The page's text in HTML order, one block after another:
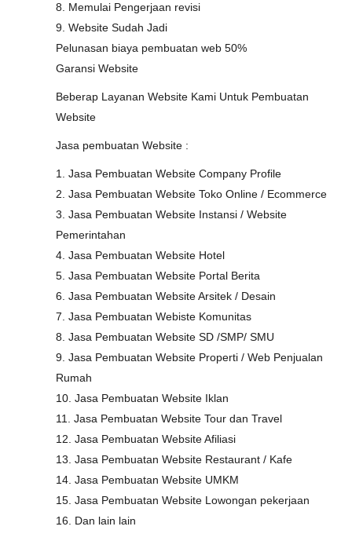
8. Memulai Pengerjaan revisi
9. Website Sudah Jadi
Pelunasan biaya pembuatan web 50%
Garansi Website
Beberap Layanan Website Kami Untuk Pembuatan
Website
Jasa pembuatan Website :
1. Jasa Pembuatan Website Company Profile
2. Jasa Pembuatan Website Toko Online / Ecommerce
3. Jasa Pembuatan Website Instansi / Website
Pemerintahan
4. Jasa Pembuatan Website Hotel
5. Jasa Pembuatan Website Portal Berita
6. Jasa Pembuatan Website Arsitek / Desain
7. Jasa Pembuatan Webiste Komunitas
8. Jasa Pembuatan Website SD /SMP/ SMU
9. Jasa Pembuatan Website Properti / Web Penjualan
Rumah
10. Jasa Pembuatan Website Iklan
11. Jasa Pembuatan Website Tour dan Travel
12. Jasa Pembuatan Website Afiliasi
13. Jasa Pembuatan Website Restaurant / Kafe
14. Jasa Pembuatan Website UMKM
15. Jasa Pembuatan Website Lowongan pekerjaan
16. Dan lain lain